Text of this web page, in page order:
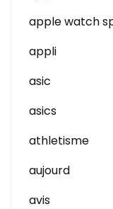
apple watch
appli
asic
asics
athletisme
aujourd
avis